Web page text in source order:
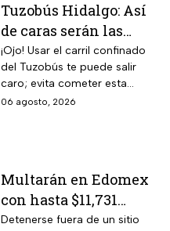
Tuzobús Hidalgo: Así
de caras serán las
MULTAS por invadir
el carril confinado a
partir de esta fecha
¡Ojo! Usar el carril confinado
del Tuzobús te puede salir
caro; evita cometer esta
infracción a partir de agosto.
06 agosto, 2026
Multarán en Edomex
con hasta $11,731
pesos a todos los
Detenerse fuera de un sitio